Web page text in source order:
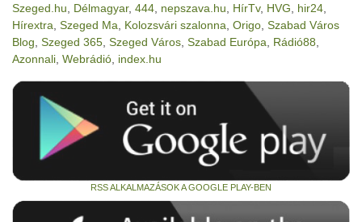
Szeged.hu Délmagyar, 444 nepszava.hu HírTv, HVG hir24
Hírextra Szeged Ma Kolozsvári szalonna Origo Szabad Város
Blog Szeged 365 Szeged Város Szabad Európa Rádió88
Azonnali Webrádió index.hu
RSS ALKALMAZÁSOK A GOOGLE PLAY-BEN